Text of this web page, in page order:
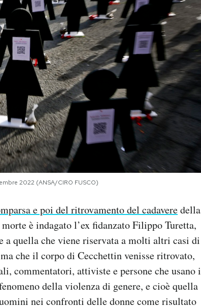
2022 (ANSA/CIRO FUSCO)
e poi del ritrovamento del cadaveredella
è indagato l’ex fidanzato Filippo Turetta,
a quella che viene riservata a molti altri casi di
che il corpo di Cecchettin venisse ritrovato,
commentatori, attiviste e persone che usano i
della violenza di genere, e cioè quella
nei confronti delle donne come risultato